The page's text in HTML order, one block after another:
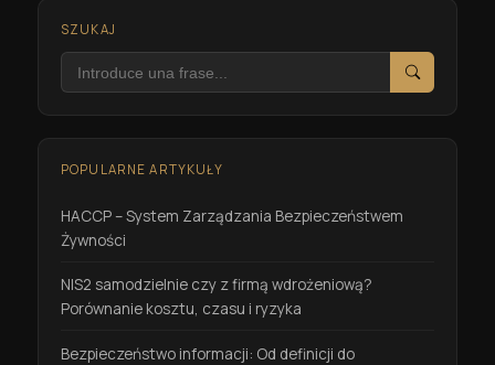
SZUKAJ
Szukaj
POPULARNE ARTYKUŁY
HACCP – System Zarządzania Bezpieczeństwem
Żywności
NIS2 samodzielnie czy z firmą wdrożeniową?
Porównanie kosztu, czasu i ryzyka
Bezpieczeństwo informacji: Od definicji do